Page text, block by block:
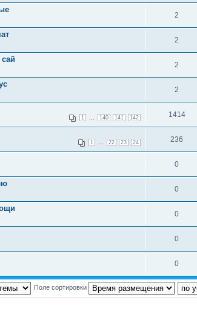
2
2
2
2
1 140 141 142 1414
1 22 23 24 236
0
0
0
0
0
Поле сортировки